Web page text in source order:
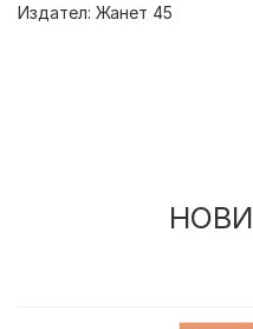
Издател: Жанет 45
НОВИ